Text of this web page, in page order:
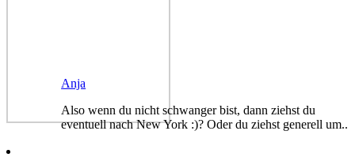
Anja
Also wenn du nicht schwanger bist, dann ziehst du
eventuell nach New York :)? Oder du ziehst generell um..